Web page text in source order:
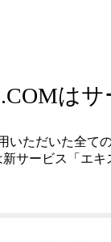
は
いただいた全て
新サービス「エ